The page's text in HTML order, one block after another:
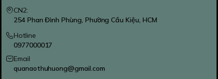
CN2:
254 Phan Đình Phùng, Phường Cầu Kiệu, HCM
Hotline
0977000017
Email
quanaothuhuong@gmail.com